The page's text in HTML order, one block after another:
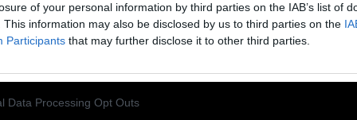
of your personal information by third parties on the IAB’s list of
This information may also be disclosed by us to third parties on the
Participants that may further disclose it to other third parties.
Data Processing Opt Outs
vom __, Sitcom mit Robin